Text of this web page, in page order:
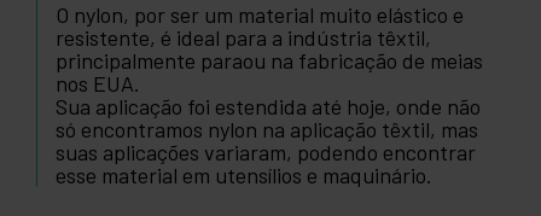
O nylon, por ser um material muito elástico e
resistente, é ideal para a indústria têxtil,
principalmente paraou na fabricação de meias
nos EUA.
Sua aplicação foi estendida até hoje, onde não
só encontramos nylon na aplicação têxtil, mas
suas aplicações variaram, podendo encontrar
esse material em utensílios e maquinário.